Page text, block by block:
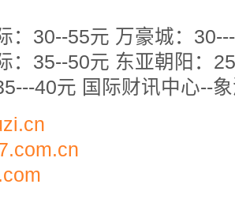
：30--55元 万豪城：
：35--50元 东亚朝阳：
40元 国际财讯中心--